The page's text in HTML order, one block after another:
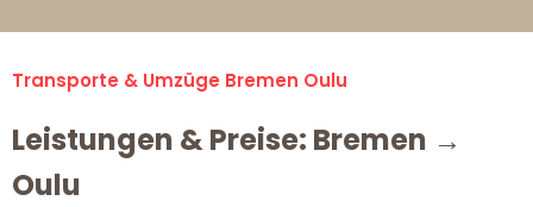
Transporte & Umzüge Bremen Oulu
Leistungen & Preise: Bremen →
Oulu